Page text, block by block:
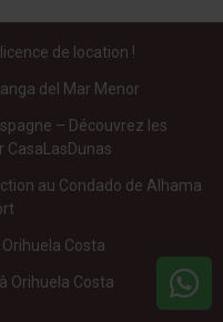
de location !
del Mar Menor
– Découvrez les
au Condado de Alhama
Costa
Orihuela Costa